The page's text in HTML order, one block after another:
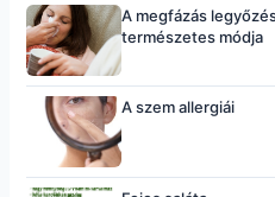
A megfázás
természetes módja
A szem allergiái